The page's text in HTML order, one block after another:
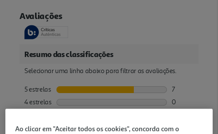
Ao clicar em "Aceitar todos os cookies", concorda com o